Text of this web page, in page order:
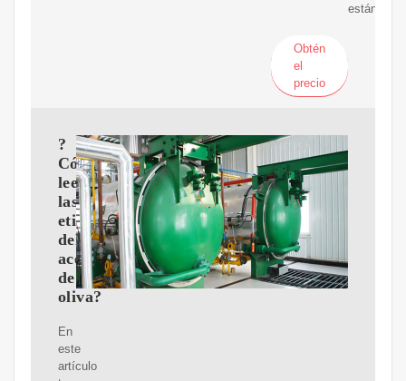
están
Obtén
el
precio
?
Cómo
leer
las
etiquetas
del
aceite
de
oliva?
En
este
artículo